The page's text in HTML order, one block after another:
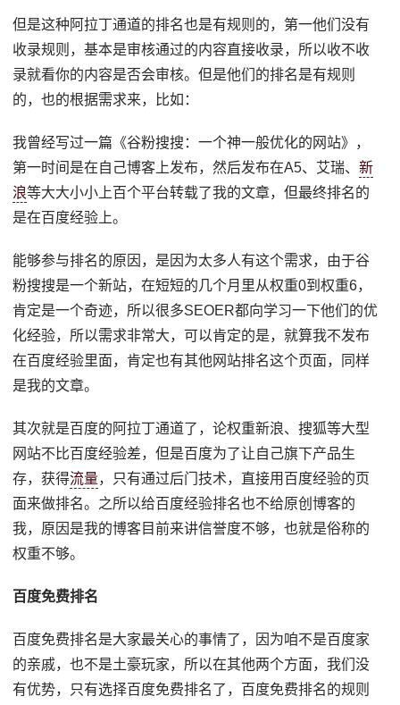
但是这种阿拉丁通道的排名也是有规则的，第一他们没有
收录规则，基本是审核通过的内容直接收录，所以收不收
录就看你的内容是否会审核。但是他们的排名是有规则
的，也的根据需求来，比如：
我曾经写过一篇《谷粉搜搜：一个神一般优化的网站》，
第一时间是在自己博客上发布，然后发布在A5、艾瑞、新
浪等大大小小上百个平台转载了我的文章，但最终排名的
是在百度经验上。
能够参与排名的原因，是因为太多人有这个需求，由于谷
粉搜搜是一个新站，在短短的几个月里从权重0到权重6，
肯定是一个奇迹，所以很多SEOER都向学习一下他们的优
化经验，所以需求非常大，可以肯定的是，就算我不发布
在百度经验里面，肯定也有其他网站排名这个页面，同样
是我的文章。
其次就是百度的阿拉丁通道了，论权重新浪、搜狐等大型
网站不比百度经验差，但是百度为了让自己旗下产品生
存，获得流量，只有通过后门技术，直接用百度经验的页
面来做排名。之所以给百度经验排名也不给原创博客的
我，原因是我的博客目前来讲信誉度不够，也就是俗称的
权重不够。
百度免费排名
百度免费排名是大家最关心的事情了，因为咱不是百度家
的亲戚，也不是土豪玩家，所以在其他两个方面，我们没
有优势，只有选择百度免费排名了，百度免费排名的规则